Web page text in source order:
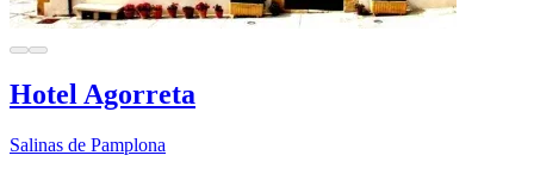
Hotel Agorreta
Salinas de Pamplona